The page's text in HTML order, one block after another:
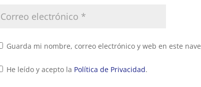
Guarda mi nombre, correo electrónico y web en este
He leído y acepto la Política de Privacidad.